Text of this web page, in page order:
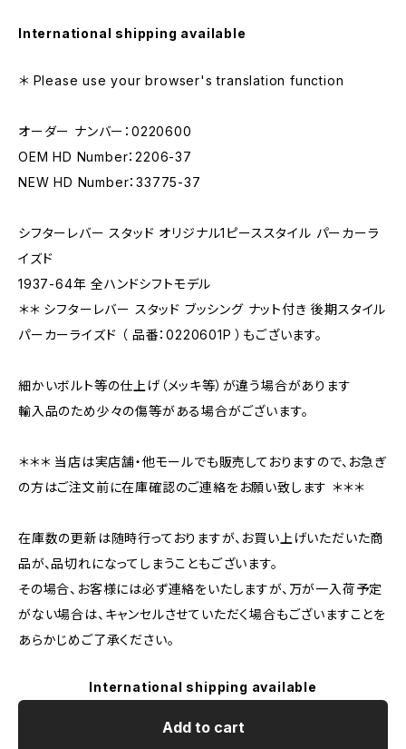
International shipping available
＊ Please use your browser's translation function
オーダー ナンバー：0220600
OEM HD Number：2206-37
NEW HD Number：33775-37
シフターレバー スタッド オリジナル1ピーススタイル パーカーラ
イズド
1937-64年 全ハンドシフトモデル
＊＊ シフターレバー スタッド ブッシング ナット付き 後期スタイル
パーカーライズド （ 品番：0220601P ）もございます。
細かいボルト等の仕上げ（メッキ等）が違う場合があります
輸入品のため少々の傷等がある場合がございます。
＊＊＊ 当店は実店舗・他モールでも販売しておりますので、お急ぎ
の方はご注文前に在庫確認のご連絡をお願い致します ＊＊＊
在庫数の更新は随時行っておりますが、お買い上げいただいた商
品が、品切れになってしまうこともございます。
その場合、お客様には必ず連絡をいたしますが、万が一入荷予定
がない場合は、キャンセルさせていただく場合もございますことを
あらかじめご了承ください。
International shipping available
Add to cart